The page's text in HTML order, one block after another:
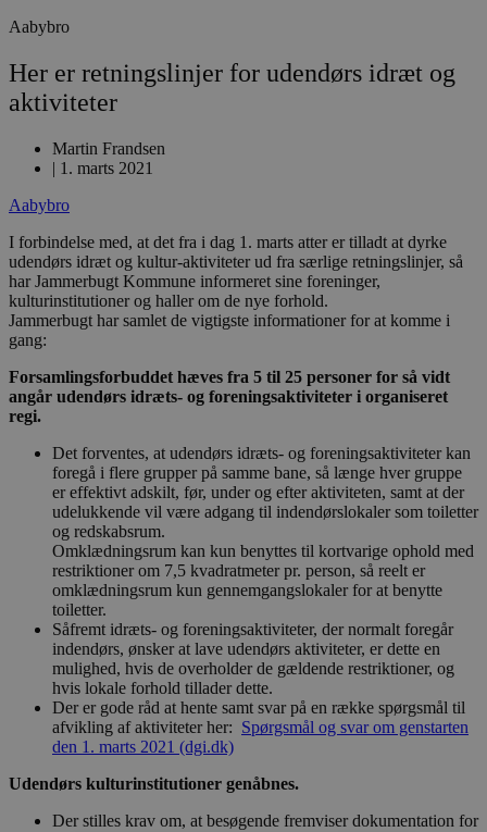
Aabybro
Her er retningslinjer for udendørs idræt og
aktiviteter
Martin Frandsen
| 1. marts 2021
Aabybro
I forbindelse med, at det fra i dag 1. marts atter er tilladt at dyrke
udendørs idræt og kultur-aktiviteter ud fra særlige retningslinjer, så
har Jammerbugt Kommune informeret sine foreninger,
kulturinstitutioner og haller om de nye forhold.
Jammerbugt har samlet de vigtigste informationer for at komme i
gang:
Forsamlingsforbuddet hæves fra 5 til 25 personer for så vidt
angår udendørs idræts- og foreningsaktiviteter i organiseret
regi.
Det forventes, at udendørs idræts- og foreningsaktiviteter kan
foregå i flere grupper på samme bane, så længe hver gruppe
er effektivt adskilt, før, under og efter aktiviteten, samt at der
udelukkende vil være adgang til indendørslokaler som toiletter
og redskabsrum.
Omklædningsrum kan kun benyttes til kortvarige ophold med
restriktioner om 7,5 kvadratmeter pr. person, så reelt er
omklædningsrum kun gennemgangslokaler for at benytte
toiletter.
Såfremt idræts- og foreningsaktiviteter, der normalt foregår
indendørs, ønsker at lave udendørs aktiviteter, er dette en
mulighed, hvis de overholder de gældende restriktioner, og
hvis lokale forhold tillader dette.
Der er gode råd at hente samt svar på en række spørgsmål til
afvikling af aktiviteter her: Spørgsmål og svar om genstarten
den 1. marts 2021 (dgi.dk)
Udendørs kulturinstitutioner genåbnes.
Der stilles krav om, at besøgende fremviser dokumentation for